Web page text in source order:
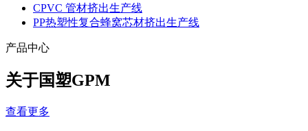
CPVC 管材挤出生产线
PP热塑性复合蜂窝芯材挤出生产线
产品中心
关于国塑GPM
查看更多